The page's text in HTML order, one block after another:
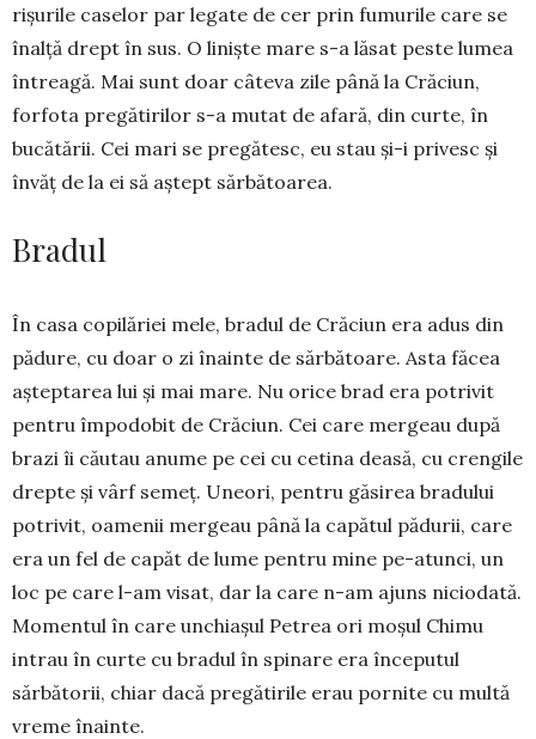
rișurile caselor par legate de cer prin fumurile care se
înalță drept în sus. O liniște mare s-a lăsat peste lumea
întreagă. Mai sunt doar câteva zile până la Crăciun,
forfota pregătirilor s-a mutat de afară, din curte, în
bucătării. Cei mari se pregătesc, eu stau și-i privesc și
învăț de la ei să aștept sărbătoarea.
Bradul
În casa copilăriei mele, bradul de Crăciun era adus din
pădure, cu doar o zi înainte de sărbătoare. Asta făcea
așteptarea lui și mai mare. Nu orice brad era potrivit
pentru împodobit de Crăciun. Cei care mer­geau după
brazi îi căutau anume pe cei cu ce­tina deasă, cu crengile
drepte și vârf semeț. Uneori, pentru găsirea bradului
potrivit, oamenii mergeau până la capătul pădurii, care
era un fel de capăt de lume pentru mine pe-atunci, un
loc pe care l-am visat, dar la care n-am ajuns niciodată.
Momentul în care unchiașul Petrea ori moșul Chimu
intrau în curte cu bradul în spinare era începutul
sărbătorii, chiar dacă pregătirile erau pornite cu multă
vreme înainte.